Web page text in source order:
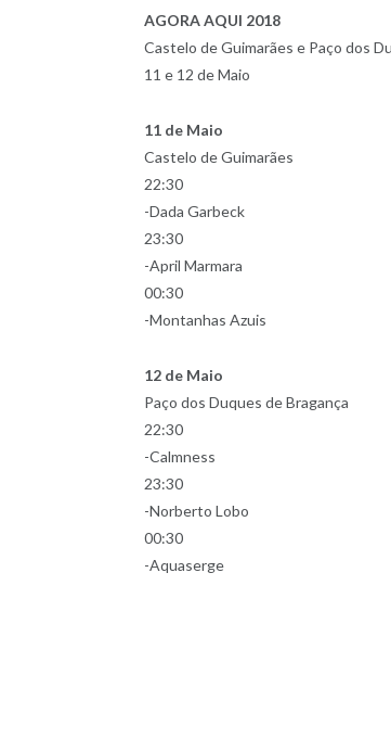
AGORA AQUI 2018
Castelo de Guimarães e Paço dos
11 e 12 de Maio
11 de Maio
Castelo de Guimarães
22:30
-Dada Garbeck
23:30
-April Marmara
00:30
-Montanhas Azuis
12 de Maio
Paço dos Duques de Bragança
22:30
-Calmness
23:30
-Norberto Lobo
00:30
-Aquaserge